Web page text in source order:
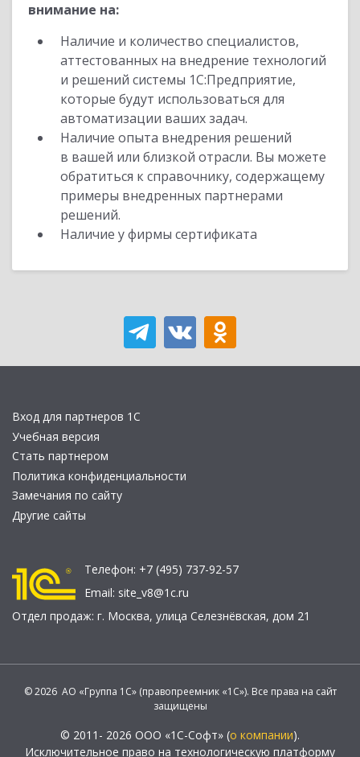
внимание на:
Наличие и количество специалистов,
аттестованных на внедрение технологий
и решений системы 1С:Предприятие,
которые будут использоваться для
автоматизации ваших задач.
Наличие опыта внедрения решений
в вашей или близкой отрасли. Вы можете
обратиться к справочнику, содержащему
примеры внедренных партнерами
решений.
Наличие у фирмы сертификата
Вход для партнеров 1С
Учебная версия
Стать партнером
Политика конфиденциальности
Замечания по сайту
Другие сайты
Телефон: +7 (495) 737-92-57
Email: site_v8@1c.ru
Отдел продаж: г. Москва, улица Селезнёвская, дом 21
© 2026 АО «Группа 1С» (правопреемник «1С»). Все права на сайт
защищены
© 2011- 2026 ООО «1С-Софт» (о компании).
Исключительное право на технологическую платформу